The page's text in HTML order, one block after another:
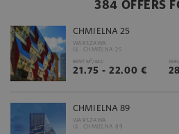
384 OFFERS
CHMIELNA 25
WARSZAWA
UL. CHMIELNA 25
RENT M2 /M-C
21.75 - 22.00 €
CHMIELNA 89
WARSZAWA
UL. CHMIELNA 89